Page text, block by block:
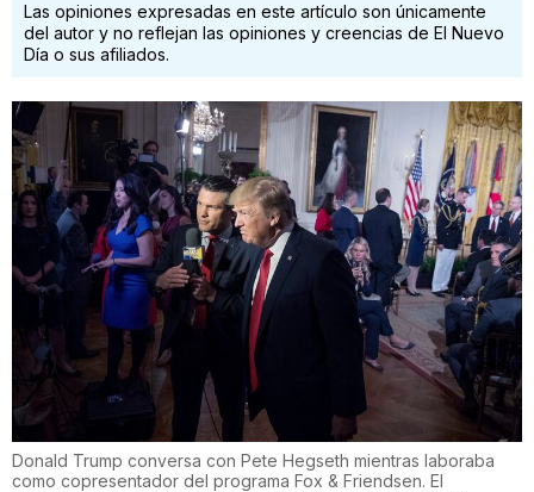
Las opiniones expresadas en este artículo son únicamente
del autor y no reflejan las opiniones y creencias de El Nuevo
Día o sus afiliados.
Donald Trump conversa con Pete Hegseth mientras laboraba
como copresentador del programa Fox & Friendsen. El